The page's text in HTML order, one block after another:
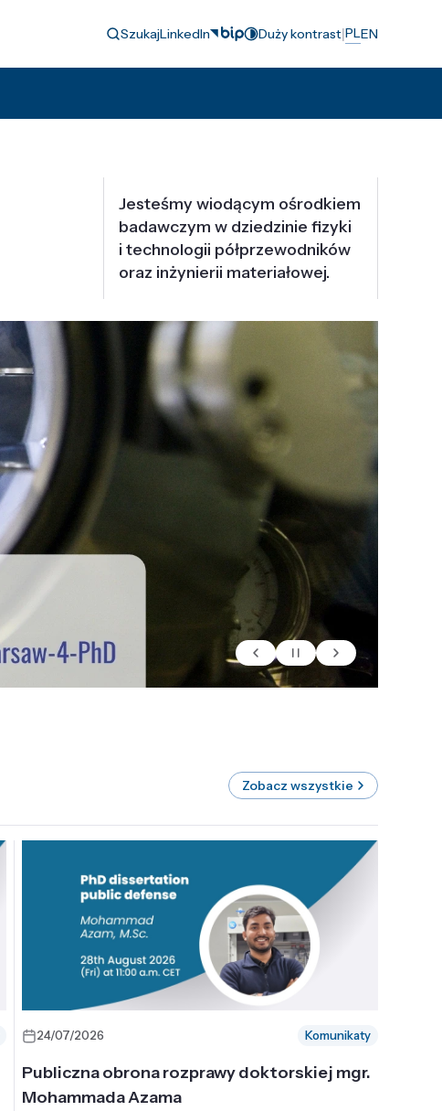
SzukajLinkedIn Duży kontrast|PLEN
Jesteśmy wiodącym ośrodkiem
badawczym w dziedzinie fizyki
i technologii półprzewodników
oraz inżynierii materiałowej.
Zobacz wszystkie
24/07/2026 Komunikaty
Publiczna obrona rozprawy doktorskiej mgr.
Mohammada Azama